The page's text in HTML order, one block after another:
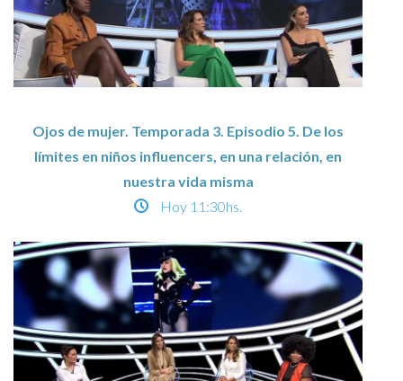
Ojos de mujer. Temporada 3. Episodio 5. De los
límites en niños influencers, en una relación, en
nuestra vida misma
Hoy 11:30hs.